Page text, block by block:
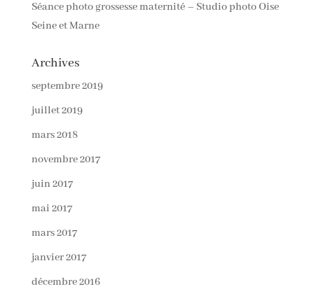
Séance photo grossesse maternité – Studio photo Oise
Seine et Marne
Archives
septembre 2019
juillet 2019
mars 2018
novembre 2017
juin 2017
mai 2017
mars 2017
janvier 2017
décembre 2016